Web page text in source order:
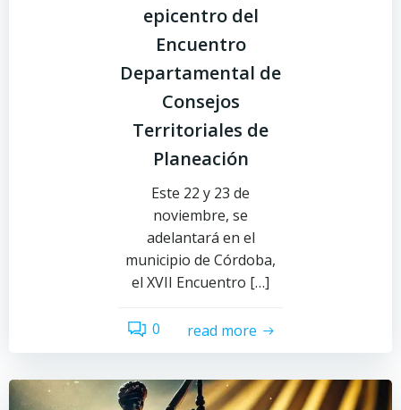
epicentro del
Encuentro
Departamental de
Consejos
Territoriales de
Planeación
Este 22 y 23 de
noviembre, se
adelantará en el
municipio de Córdoba,
el XVII Encuentro […]
0 read more